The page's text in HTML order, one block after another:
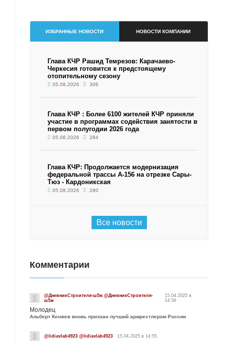
ИЗБРАННЫЕ НОВОСТИ НОВОСТИ КОМПАНИИ
Глава КЧР Рашид Темрезов: Карачаево-
Черкесия готовится к предстоящему
отопительному сезону
05.08.2026 306
Глава КЧР : Более 6100 жителей КЧР приняли
участие в программах содействия занятости в
первом полугодии 2026 года
05.08.2026 284
Глава КЧР: Продолжается модернизация
федеральной трассы А-156 на отрезке Сары-
Тюз - Кардоникская
05.08.2026 280
Все новости
Комментарии
@ДневникСтроителя-ш5ж @ДневникСтроителя-
ш5ж
15.04.2025 в
14:56
Молодец
Альберт Кенжев вновь признан лучший армрестлером России
@lidiavlab4923 @lidiavlab4923 15.04.2025 в 14:55